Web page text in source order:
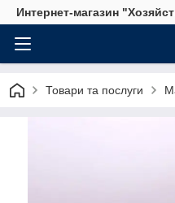
Интернет-магазин
Товари та послуги